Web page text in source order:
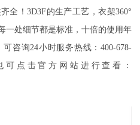
全！3D3F的生产工艺，衣架360°
一处细节都是标准，十倍的使用年
咨询24小时服务热线：400-678-
可点击官方网站进行查看：